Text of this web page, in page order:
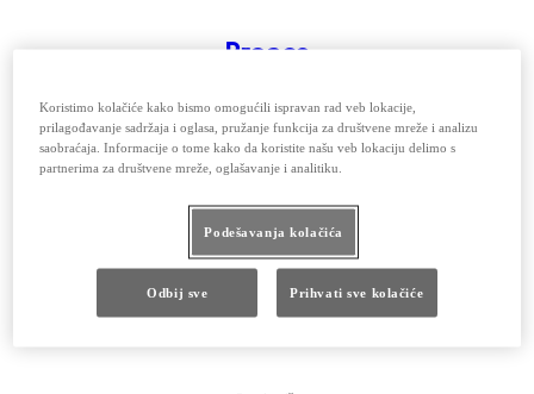
Proace
Diesel ELECTRIC
Koristimo kolačiće kako bismo omogućili ispravan rad veb lokacije,
prilagođavanje sadržaja i oglasa, pružanje funkcija za društvene mreže i analizu
saobraćaja. Informacije o tome kako da koristite našu veb lokaciju delimo s
partnerima za društvene mreže, oglašavanje i analitiku.
Podešavanja kolačića
Odbij sve Prihvati sve kolačiće